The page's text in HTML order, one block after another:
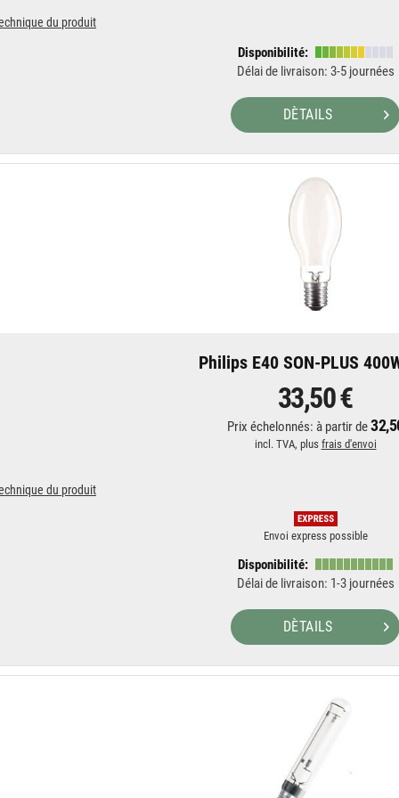
du produit
Disponibilité:
Délai de livraison: 3-5 journées
DÈTAILS
Philips E40 SON-PLUS
33,50 €
Prix échelonnés: à partir de
incl. TVA, plus frais d'envoi
du produit
Envoi express possible
Disponibilité:
Délai de livraison: 1-3 journées
DÈTAILS